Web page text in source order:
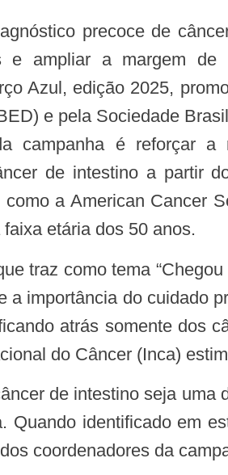
e ampliar a margem
Azul, edição 2025,
e pela Sociedade
campanha é reforçar
de intestino a partir
como a American Cancer
etária dos 50 anos.
a importância do cuidado
atrás somente dos
do Câncer (Inca)
Quando identificado em
coordenadores da